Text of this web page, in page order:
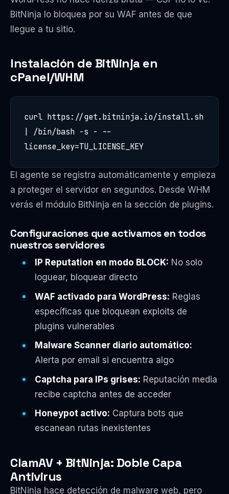
BitNinja lo bloquea por su WAF antes de que
llegue a tu sitio.
Instalación de BitNinja en
cPanel/WHM
curl https://get.bitninja.io/install.sh
| /bin/bash -s - --
license_key=TU_LICENSE_KEY
El agente se registra automáticamente y empieza
a proteger el servidor en segundos. Desde WHM
verás el módulo BitNinja en la sección de plugins.
Configuraciones que activamos en todos
nuestros servidores
IP Reputation en modo BLOCK: No solo
loguear, bloquear directo
WAF activado para WordPress: Reglas
específicas que bloquean exploits de
plugins vulnerables
Malware Scanner diario automático:
Alerta por email si encuentra algo
Captcha para IPs grises: Reputación media
recibe captcha antes de acceder
Honeypot activo: Captura bots que
escanean rutas inexistentes
ClamAV + BitNinja: Doble Capa
Antivirus
BitNinja hace detección de malware web, pero